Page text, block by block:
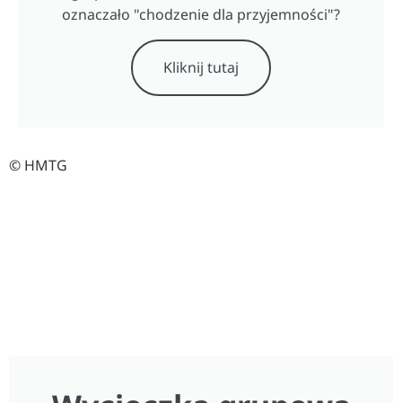
oznaczało "chodzenie dla przyjemności"?
Kliknij tutaj
© HMTG